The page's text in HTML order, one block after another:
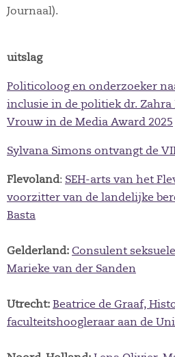
Journaal).
uitslag
Politicoloog en onderzoeker
inclusie in de politiek dr.
Vrouw in de Media Award 2025
Sylvana Simons ontvangt de
Flevoland: SEH-arts van het
voorzitter van de landelijke
Basta
Gelderland: Consulent
Marieke van der Sanden
Utrecht: Beatrice de Graaf,
faculteitshoogleraar aan de